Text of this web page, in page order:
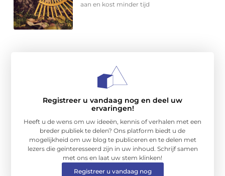
aan en kost minder tijd
Registreer u vandaag nog en deel uw
ervaringen!
Heeft u de wens om uw ideeën, kennis of verhalen met een
breder publiek te delen? Ons platform biedt u de
mogelijkheid om uw blog te publiceren en te delen met
lezers die geïnteresseerd zijn in uw inhoud. Schrijf samen
met ons en laat uw stem klinken!
Registreer u vandaag nog